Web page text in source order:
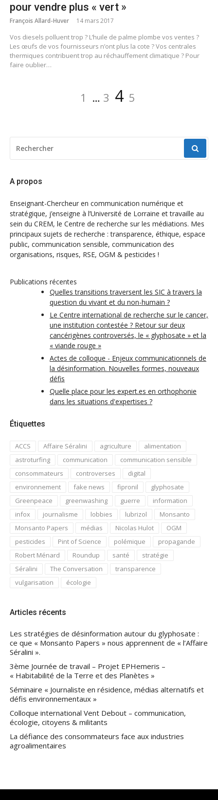
pour vendre plus « vert »
François Allard-Huver 14 mars 2017
Vos diesels polluent trop ? L’huile de palme plombe vos ventes ?
Les œufs de vos fournisseurs n’ont plus la cote ? Vos centrales
thermiques contribuent trop au réchauffement climatique ? Pour
faire oublier…
Page
1 … Page
3 Page
4 Page
5
POUR
:
A propos
Enseignant-Chercheur en communication numérique et
stratégique, j’enseigne à l’Université de Lorraine et travaille au
sein du CREM, le Centre de recherche sur les médiations. Mes
principaux sujets de recherche : transparence, éthique, espace
public, communication sensible, communication des
organisations, risques, RSE, OGM & pesticides !
Publications récentes
Quelles transitions traversent les SIC à travers la
question du vivant et du non-humain ?
Le Centre international de recherche sur le cancer,
une institution contestée ? Retour sur deux
cancérigènes controversés, le « glyphosate » et la
« viande rouge »
Actes de colloque - Enjeux communicationnels de
la désinformation. Nouvelles formes, nouveaux
défis
Quelle place pour les expert.es en orthophonie
dans les situations d'expertises ?
Étiquettes
ACCS Affaire Séralini agriculture
alimentation
astroturfing
communication
communication sensible
consommateurs
controverses
digital
environnement
fake news fipronil
glyphosate
Greenpeace
greenwashing guerre
information
infox
journalisme lobbies lubrizol
Monsanto
Monsanto Papers
médias Nicolas Hulot
OGM
pesticides
Pint of Science polémique
propagande
Robert Ménard
Roundup santé
stratégie
Séralini
The Conversation
transparence
vulgarisation
écologie
Articles récents
Les stratégies de désinformation autour du glyphosate :
ce que « Monsanto Papers » nous apprennent de « l’Affaire
Séralini ».
3ème Journée de travail – Projet EPHemeris –
« Habitabilité de la Terre et des Planètes »
Séminaire « Journaliste en résidence, médias alternatifs et
défis environnementaux »
Colloque international Vent Debout – communication,
écologie, citoyens & militants
La défiance des consommateurs face aux industries
agroalimentaires